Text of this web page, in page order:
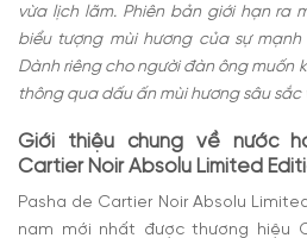
vừa lịch lãm. Phiên bản giới hạn ra
biểu tượng mùi hương của sự
Dành riêng cho người đàn ông muốn
thông qua dấu ấn mùi hương sâu sắc
Giới thiệu chung về nước
Cartier Noir Absolu Limited
Pasha de Cartier Noir Absolu
nam mới nhất được thương hiệu